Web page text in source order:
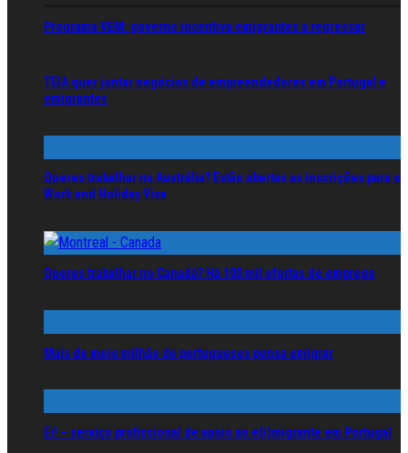
Programa VEM: governo incentiva emigrantes a regressar
TEIA quer juntar negócios de empreendedores em Portugal e
emigrantes
Queres trabalhar na Austrália? Estão abertas as inscrições para o
Work and Holiday Visa
Queres trabalhar no Canadá? Há 100 mil ofertas de emprego
Mais de meio milhão de portugueses pensa emigrar
Ei! – serviço profissional de apoio ao e(i)migrante em Portugal